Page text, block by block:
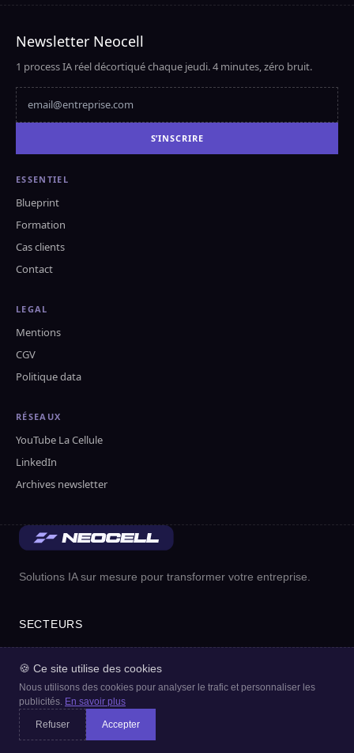
Newsletter Neocell
1 process IA réel décortiqué chaque jeudi. 4 minutes, zéro bruit.
S’INSCRIRE
ESSENTIEL
Blueprint
Formation
Cas clients
Contact
LEGAL
Mentions
CGV
Politique data
RÉSEAUX
YouTube La Cellule
LinkedIn
Archives newsletter
Solutions IA sur mesure pour transformer votre entreprise.
SECTEURS
Santé
AvocatsET VOUS ? FAITES LE TEST
🍪 Ce site utilise des cookies
Nous utilisons des cookies pour analyser le trafic et personnaliser les
publicités. En savoir plus
Refuser Accepter